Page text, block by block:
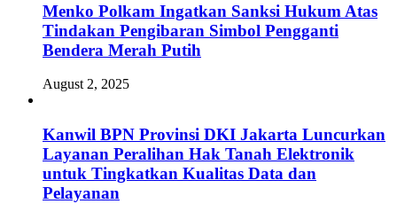
Menko Polkam Ingatkan Sanksi Hukum Atas
Tindakan Pengibaran Simbol Pengganti
Bendera Merah Putih
August 2, 2025
Kanwil BPN Provinsi DKI Jakarta Luncurkan
Layanan Peralihan Hak Tanah Elektronik
untuk Tingkatkan Kualitas Data dan
Pelayanan